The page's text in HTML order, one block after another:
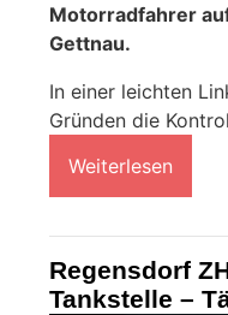
Motorradfahrer
Gettnau.
In einer leichten
Gründen die
Weiterlesen
Regensdorf
Tankstelle –